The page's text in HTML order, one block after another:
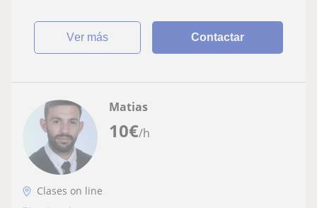
ver más Contactar
10€/h
Matias
Clases on line